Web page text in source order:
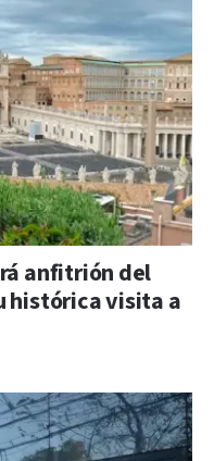
anfitrión del
histórica visita a